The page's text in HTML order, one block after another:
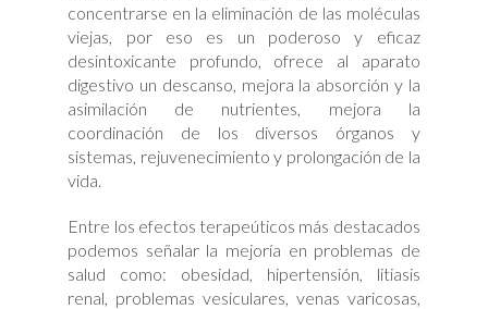
concentrarse en la eliminación de las moléculas
viejas, por eso es un poderoso y eficaz
desintoxicante profundo, ofrece al aparato
digestivo un descanso, mejora la absorción y la
asimilación de nutrientes, mejora la
coordinación de los diversos órganos y
sistemas, rejuvenecimiento y prolongación de la
vida.
Entre los efectos terapeúticos más destacados
podemos señalar la mejoría en problemas de
salud como: obesidad, hipertensión, litiasis
renal, problemas vesiculares, venas varicosas,